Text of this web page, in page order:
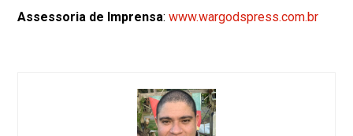
Assessoria de Imprensa:www.wargodspress.com.br